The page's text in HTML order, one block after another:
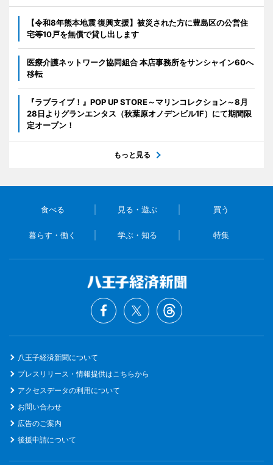
【令和8年熊本地震 復興支援】被災された方に豊島区の公営住
宅等10戸を無償で貸し出します
医療介護ネットワーク協同組合 本店事務所をサンシャイン60へ
移転
『ラブライブ！』POP UP STORE～マリンコレクション～8月
28日よりグランエンタス（秋葉原オノデンビル1F）にて期間限
定オープン！
もっと見る
食べる 見る・遊ぶ 買う
暮らす・働く 学ぶ・知る 特集
八王子経済新聞について
プレスリリース・情報提供はこちらから
アクセスデータの利用について
お問い合わせ
広告のご案内
後援申請について